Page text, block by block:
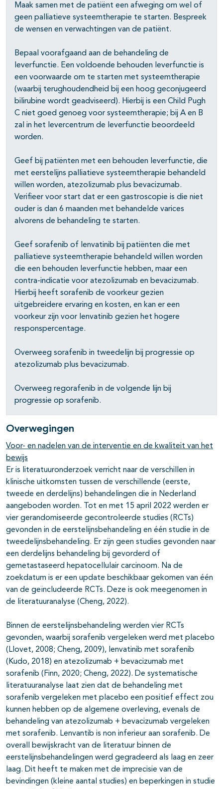
Maak samen met de patiënt een afweging om wel of
geen palliatieve systeemtherapie te starten. Bespreek
de wensen en verwachtingen van de patiënt.
Bepaal voorafgaand aan de behandeling de
leverfunctie. Een voldoende behouden leverfunctie is
een voorwaarde om te starten met systeemtherapie
(waarbij terughoudendheid bij een hoog geconjugeerd
bilirubine wordt geadviseerd). Hierbij is een Child Pugh
C niet goed genoeg voor systeemtherapie; bij A en B
zal in het levercentrum de leverfunctie beoordeeld
worden.
Geef bij patiënten met een behouden leverfunctie, die
met eerstelijns palliatieve systeemtherapie behandeld
willen worden, atezolizumab plus bevacizumab.
Verifieer voor start dat er een gastroscopie is die niet
ouder is dan 6 maanden met behandelde varices
alvorens de behandeling te starten.
Geef sorafenib of lenvatinib bij patiënten die met
palliatieve systeemtherapie behandeld willen worden
die een behouden leverfunctie hebben, maar een
contra-indicatie voor atezolizumab en bevacizumab.
Hierbij heeft sorafenib de voorkeur gezien
uitgebreidere ervaring en kosten, en kan er een
voorkeur zijn voor lenvatinib gezien het hogere
responspercentage.
Overweeg sorafenib in tweedelijn bij progressie op
atezolizumab plus bevacizumab.
Overweeg regorafenib in de volgende lijn bij
progressie op sorafenib.
Overwegingen
Voor- en nadelen van de interventie en de kwaliteit van het
bewijs
Er is literatuuronderzoek verricht naar de verschillen in
klinische uitkomsten tussen de verschillende (eerste,
tweede en derdelijns) behandelingen die in Nederland
aangeboden worden. Tot en met 15 april 2022 werden er
vier gerandomiseerde gecontroleerde studies (RCTs)
gevonden in de eerstelijnsbehandeling en één studie in de
tweedelijnsbehandeling. Er zijn geen studies gevonden naar
een derdelijns behandeling bij gevorderd of
gemetastaseerd hepatocellulair carcinoom. Na de
zoekdatum is er een update beschikbaar gekomen van één
van de geïncludeerde RCTs. Deze is ook meegenomen in
de literatuuranalyse (Cheng, 2022).
Binnen de eerstelijnsbehandeling werden vier RCTs
gevonden, waarbij sorafenib vergeleken werd met placebo
(Llovet, 2008; Cheng, 2009), lenvatinib met sorafenib
(Kudo, 2018) en atezolizumab + bevacizumab met
sorafenib (Finn, 2020; Cheng, 2022). De systematische
literatuuranalyse laat zien dat de behandeling met
sorafenib vergeleken met placebo een positief effect zou
kunnen hebben op de algemene overleving, evenals de
behandeling van atezolizumab + bevacizumab vergeleken
met sorafenib. Lenvantib is non inferieur aan sorafenib. De
overall bewijskracht van de literatuur binnen de
eerstelijnsbehandelingen werd gegradeerd als laag en zeer
laag. Dit heeft te maken met de imprecisie van de
bevindingen (kleine aantal studies) en beperkingen in studie